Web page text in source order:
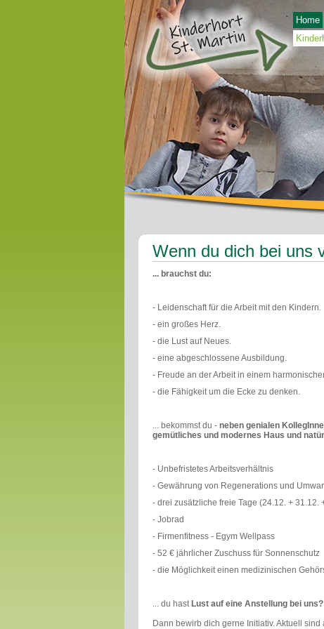
Home
Wenn du dich bei uns
... brauchst du:
- Leidenschaft für die Arbeit mit den Kindern.
- ein großes Herz.
- die Lust auf Neues.
- eine abgeschlossene Ausbildung.
- Freude an der Arbeit in einem
- die Fähigkeit um die Ecke zu denken.
... bekommst du - neben genialen
gemütliches und modernes Haus und
- Unbefristetes Arbeitsverhältnis
- Gewährung von Regenerations und
- drei zusätzliche freie Tage (24.12. + 31.12.
- Jobrad
- Firmenfitness - Egym Wellpass
- 52 € jährlicher Zuschuss für Sonnenschutz
- die Möglichkeit einen medizinischen
... du hast Lust auf eine Anstellung bei uns?
Dann bewirb dich gerne Initiativ. Aktuell